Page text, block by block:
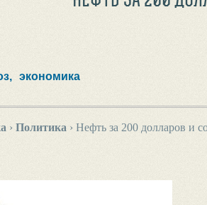
экономика
› Политика › Нефть за 200 долларов и